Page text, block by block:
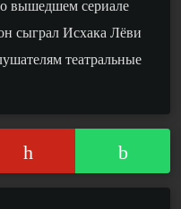
вышедшем сериале
сыграл Исхака Лёви
театральные